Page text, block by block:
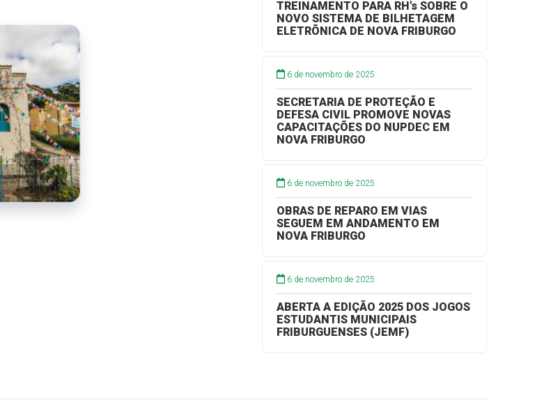
TREINAMENTO PARA RH's SOBRE O
NOVO SISTEMA DE BILHETAGEM
ELETRÕNICA DE NOVA FRIBURGO
6 de novembro de 2025
SECRETARIA DE PROTEÇÃO E
DEFESA CIVIL PROMOVE NOVAS
CAPACITAÇÕES DO NUPDEC EM
NOVA FRIBURGO
6 de novembro de 2025
OBRAS DE REPARO EM VIAS
SEGUEM EM ANDAMENTO EM
NOVA FRIBURGO
6 de novembro de 2025
ABERTA A EDIÇÃO 2025 DOS JOGOS
ESTUDANTIS MUNICIPAIS
FRIBURGUENSES (JEMF)